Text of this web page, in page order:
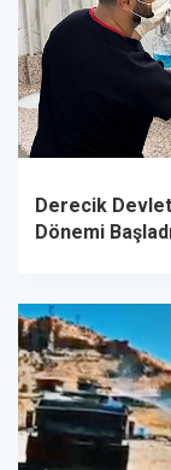
Derecik
Dönemi